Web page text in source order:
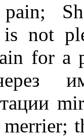
is not
for a